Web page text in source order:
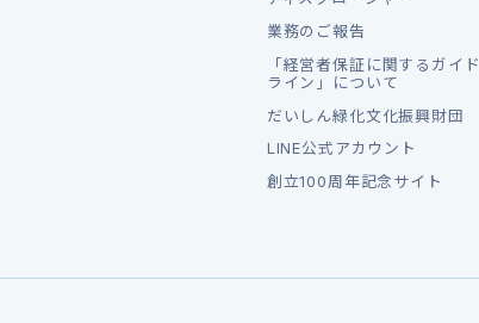
業務のご報告
「経営者保証に関するガイド
ライン」について
だいしん緑化文化振興財団
LINE公式アカウント
創立100周年記念サイト